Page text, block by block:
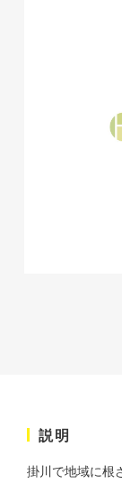
説明
掛川で地域に根